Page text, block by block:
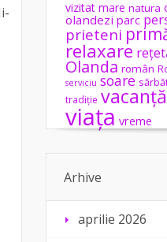
vizitat mare natura
olandezi parc
prieteni
relaxare
Olanda român
serviciu soare
tradiție vacanță
viața vreme
Arhive
aprilie 2026